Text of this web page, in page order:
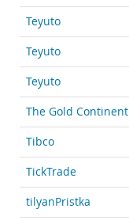
Teyuto
Teyuto
Teyuto
The Gold Continent
Tibco
TickTrade
tilyanPristka